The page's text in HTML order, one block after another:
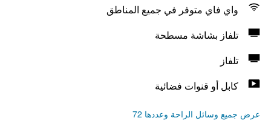
واي فاي متوفر في جميع المناطق
تلفاز بشاشة مسطحة
تلفاز
كابل أو قنوات فضائية
عرض جميع وسائل الراحة وعددها 72